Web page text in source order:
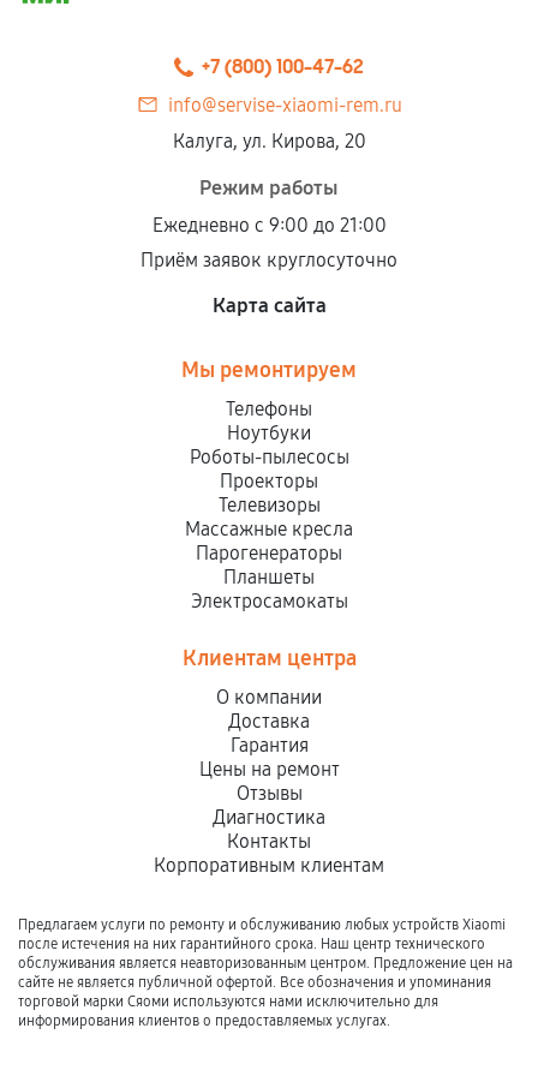
При этом гарантия на сами комплектующие
продавца. За качество сторонних деталей
сервисный центр ответственности не несет.
+7 (800) 100-47-62
info@servise-xiaomi-rem.ru
Калуга, ул. Кирова, 20
Режим работы
Ежедневно с 9:00 до 21:00
Приём заявок круглосуточно
Карта сайта
Мы ремонтируем
Телефоны
Ноутбуки
Роботы-пылесосы
Проекторы
Телевизоры
Массажные кресла
Парогенераторы
Планшеты
Электросамокаты
Клиентам центра
О компании
Доставка
Гарантия
Цены на ремонт
Отзывы
Диагностика
Контакты
Корпоративным клиентам
Предлагаем услуги по ремонту и обслуживанию любых устройств Xiaomi
после истечения на них гарантийного срока. Наш центр технического
обслуживания является неавторизованным центром. Предложение цен на
сайте не является публичной офертой. Все обозначения и упоминания
торговой марки Сяоми используются нами исключительно для
информирования клиентов о предоставляемых услугах.